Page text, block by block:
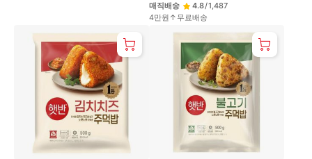
매직배송
4.8/1,487
4만원↑무료배송